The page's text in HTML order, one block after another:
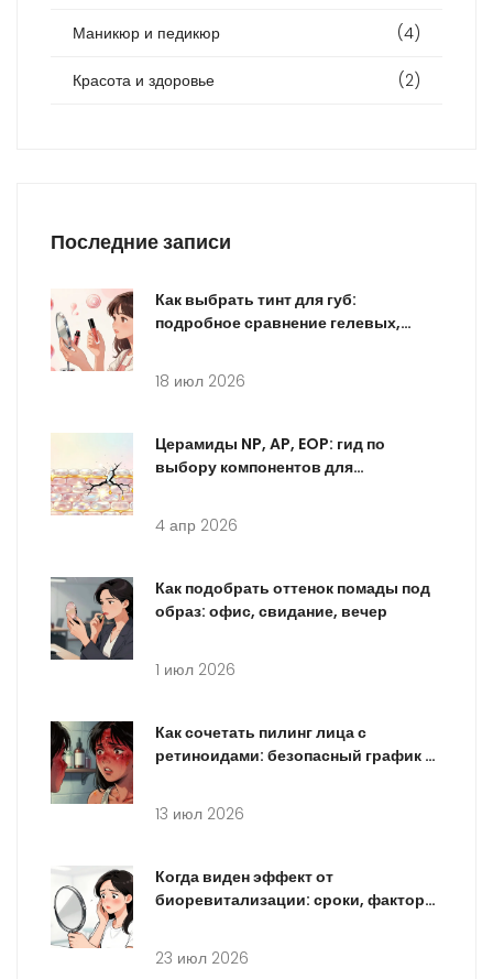
Маникюр и педикюр (4)
Красота и здоровье (2)
Последние записи
Как выбрать тинт для губ:
подробное сравнение гелевых,
18 июл 2026
Церамиды NP, AP, EOP: гид по
выбору компонентов для
4 апр 2026
Как подобрать оттенок помады под
образ: офис, свидание, вечер
1 июл 2026
Как сочетать пилинг лица с
ретиноидами: безопасный график и
13 июл 2026
Когда виден эффект от
биоревитализации: сроки, факторы
23 июл 2026